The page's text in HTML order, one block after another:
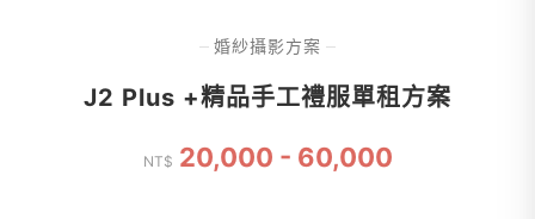
婚紗攝影方案
J2 Plus +精品手工禮服單租方案
NT$ 20,000 - 60,000